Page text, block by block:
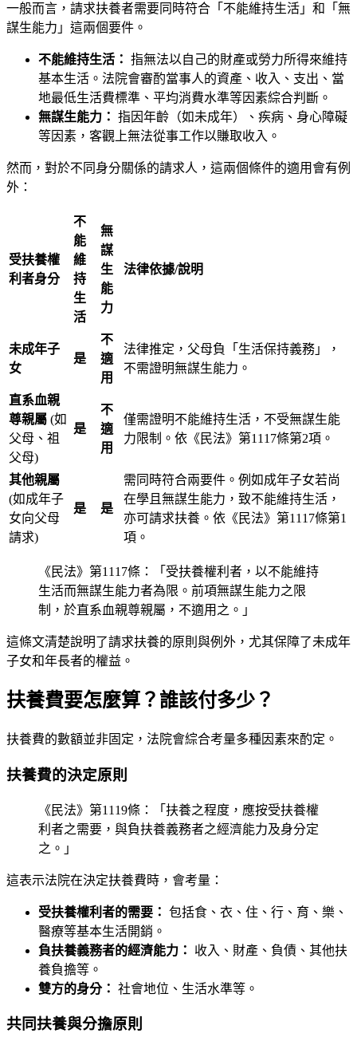
一般而言，請求扶養者需要同時符合「不能維持生活」和「無
謀生能力」這兩個要件。
不能維持生活： 指無法以自己的財產或勞力所得來維持
基本生活。法院會審酌當事人的資產、收入、支出、當
地最低生活費標準、平均消費水準等因素綜合判斷。
無謀生能力： 指因年齡（如未成年）、疾病、身心障礙
等因素，客觀上無法從事工作以賺取收入。
然而，對於不同身分關係的請求人，這兩個條件的適用會有例
外：
受扶養權
利者身分
不
能
維
持
生
活
無
謀
生
能
力
法律依據/說明
未成年子
女
是
不
適
用
法律推定，父母負「生活保持義務」，
不需證明無謀生能力。
直系血親
尊親屬 (如
父母、祖
父母)
是
不
適
用
僅需證明不能維持生活，不受無謀生能
力限制。依《民法》第1117條第2項。
其他親屬
(如成年子
女向父母
請求)
是 是
需同時符合兩要件。例如成年子女若尚
在學且無謀生能力，致不能維持生活，
亦可請求扶養。依《民法》第1117條第1
項。
《民法》第1117條：「受扶養權利者，以不能維持
生活而無謀生能力者為限。前項無謀生能力之限
制，於直系血親尊親屬，不適用之。」
這條文清楚說明了請求扶養的原則與例外，尤其保障了未成年
子女和年長者的權益。
扶養費要怎麼算？誰該付多少？
扶養費的數額並非固定，法院會綜合考量多種因素來酌定。
扶養費的決定原則
《民法》第1119條：「扶養之程度，應按受扶養權
利者之需要，與負扶養義務者之經濟能力及身分定
之。」
這表示法院在決定扶養費時，會考量：
受扶養權利者的需要： 包括食、衣、住、行、育、樂、
醫療等基本生活開銷。
負扶養義務者的經濟能力：
收入、財產、負債、其他扶
養負擔等。
雙方的身分： 社會地位、生活水準等。
共同扶養與分擔原則